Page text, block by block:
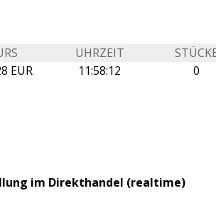
UHRZEIT
EUR
11:58:12 0
im Direkthandel (realtime)